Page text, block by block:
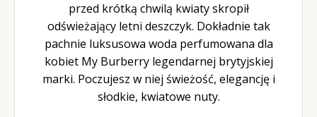
przed krótką chwilą kwiaty skropił
odświeżający letni deszczyk. Dokładnie tak
pachnie luksusowa woda perfumowana dla
kobiet My Burberry legendarnej brytyjskiej
marki. Poczujesz w niej świeżość, elegancję i
słodkie, kwiatowe nuty.